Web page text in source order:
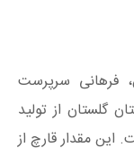
در گلستان به مقدار 1400 تن، فرهانی سرپرست
گلستان از تولید
گفت. این مقدار قارچ از